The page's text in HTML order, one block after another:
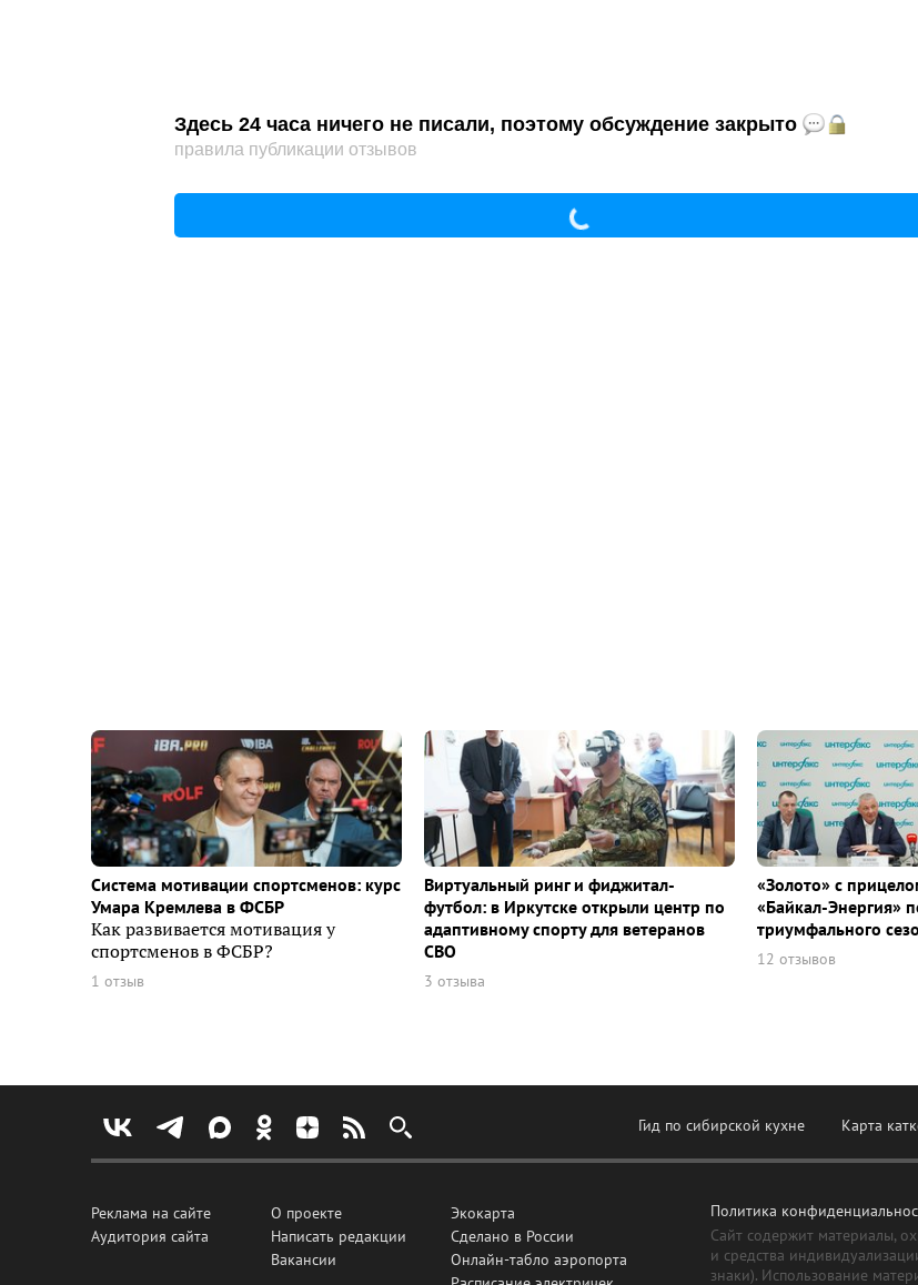
Здесь 24 часа ничего не писали, поэтому обсуждение закрыто
правила публикации отзывов
Система мотивации спортсменов: курс
Умара Кремлева в ФСБР
Как развивается мотивация у
спортсменов в ФСБР?
1 отзыв
Виртуальный ринг и фиджитал-
футбол: в Иркутске открыли центр по
адаптивному спорту для ветеранов
СВО
3 отзыва
«Золото» с
«Байкал-Энергия»
триумфального
12 отзывов
Гид по сибирской кухне Карта
Реклама на сайте
Аудитория сайта
О проекте
Написать редакции
Вакансии
Экокарта
Сделано в России
Онлайн-табло аэропорта
Политика
Сайт содержит материалы,
и средства
знаки). Использование